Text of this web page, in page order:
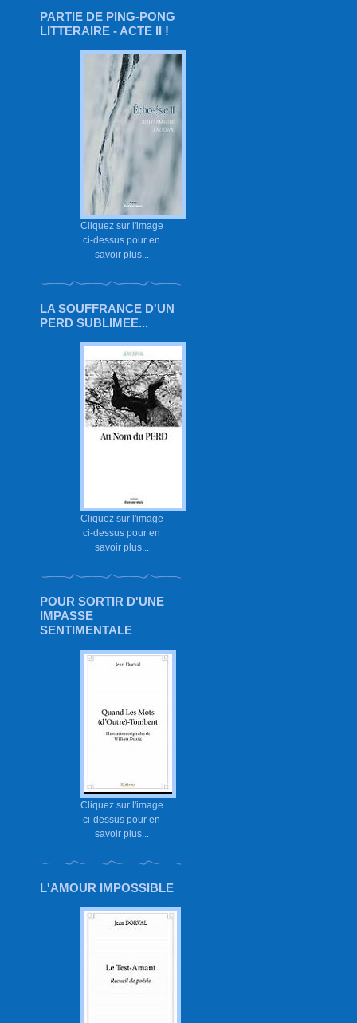
PARTIE DE PING-PONG
LITTERAIRE - ACTE II !
Cliquez sur l'image
ci-dessus pour en
savoir plus...
LA SOUFFRANCE D'UN
PERD SUBLIMEE...
Cliquez sur l'image
ci-dessus pour en
savoir plus...
POUR SORTIR D'UNE
IMPASSE
SENTIMENTALE
Cliquez sur l'image
ci-dessus pour en
savoir plus...
L'AMOUR IMPOSSIBLE